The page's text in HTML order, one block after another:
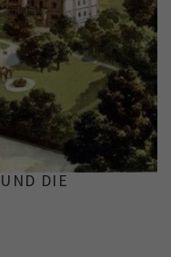
DIE